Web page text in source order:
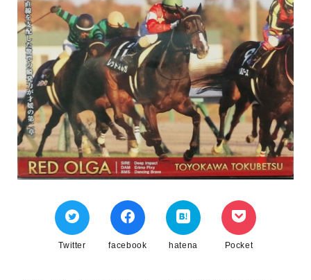
Twitter facebook hatena Pocket